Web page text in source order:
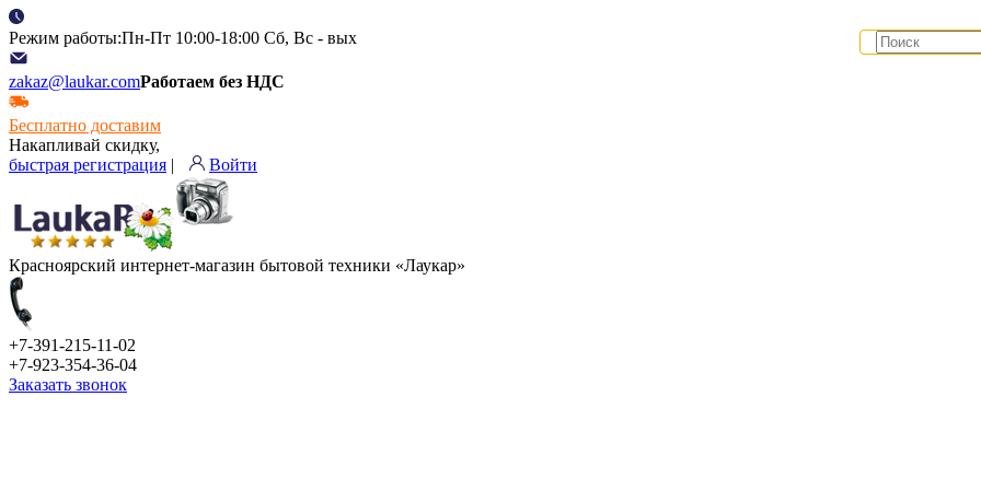
Режим работы:Пн-Пт 10:00-18:00 Сб, Вс - вых
zakaz@laukar.comРаботаем без НДС
Бесплатно доставим
Накапливай скидку,
быстрая регистрация | Войти
Красноярский интернет-магазин бытовой техники «Лаукар»
+7-391-215-11-02
+7-923-354-36-04
Заказать звонок